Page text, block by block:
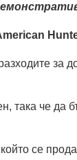
за
така че да
който се